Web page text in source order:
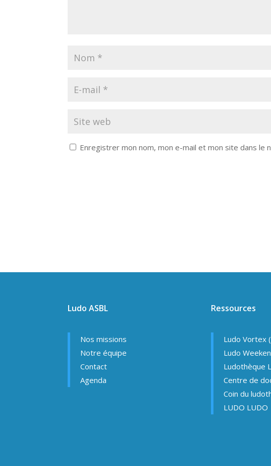
Enregistrer mon nom, mon e-mail et mon site dans le
Ludo ASBL
Nos missions
Notre équipe
Contact
Agenda
Ressources
Ludo Vortex
Ludo
Ludothèque
Centre de
Coin du
LUDO LUDO